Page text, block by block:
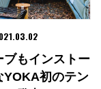
ブもインストー
YOKA初のテン